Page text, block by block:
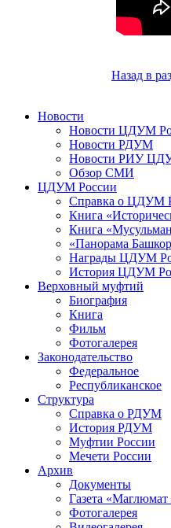
Назад в
Новости
Новости ЦДУМ
Новости РДУМ
Новости РИУ
Обзор СМИ
ЦДУМ России
Справка о ЦДУМ
Книга
Книга
«Панорама
Награды ЦДУМ
История ЦДУМ
Верховный муфтий
Биография
Книга
Фильм
Фотогалерея
Законодательство
Федеральное
Республиканское
Структура
Справка о РДУМ
История РДУМ
Муфтии России
Мечети России
Архив
Документы
Газета «Маглюмат
Фотогалерея